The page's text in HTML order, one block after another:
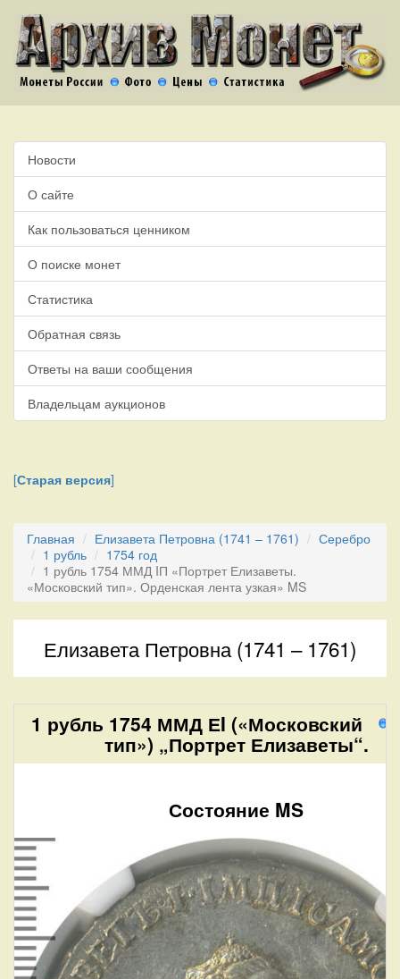
Новости
О сайте
Как пользоваться ценником
О поиске монет
Статистика
Обратная связь
Ответы на ваши сообщения
Владельцам аукционов
[Старая версия]
Главная Елизавета Петровна (1741 – 1761)
Серебро
1 рубль
1754 год
1 рубль 1754 ММД IП «Портрет Елизаветы.
«Московский тип». Орденская лента узкая» MS
Елизавета Петровна (1741 – 1761)
1 рубль 1754 ММД ЕI («Московский
тип») „Портрет Елизаветы“.
Состояние MS